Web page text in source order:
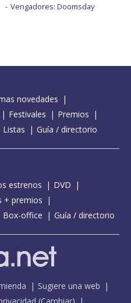
Vengadores: Doomsday
novedades
Festivales
Premios
Listas Guía / directorio
estrenos
DVD
+ premios
Box-office Guía / directorio
Sugiere una web